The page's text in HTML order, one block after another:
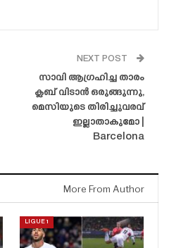
NEXT POST
സാവി ആഗ്രഹിച്ച താരം
ക്ലബ് വിടാൻ ഒരുങ്ങുന്നു,
മെസിയുടെ തിരിച്ചുവരവ്
ഇല്ലാതാകുമോ |
Barcelona
More From Author
LIGUE 1